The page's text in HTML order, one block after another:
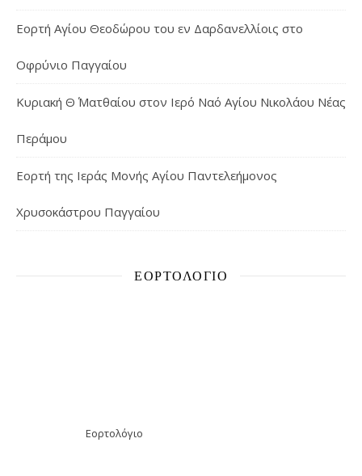
Εορτή Αγίου Θεοδώρου του εν Δαρδανελλίοις στο
Οφρύνιο Παγγαίου
Κυριακή Θ΄ Ματθαίου στον Ιερό Ναό Αγίου Νικολάου Νέας
Περάμου
Εορτή της Ιεράς Μονής Αγίου Παντελεήμονος
Χρυσοκάστρου Παγγαίου
ΕΟΡΤΟΛΌΓΙΟ
Εορτολόγιο